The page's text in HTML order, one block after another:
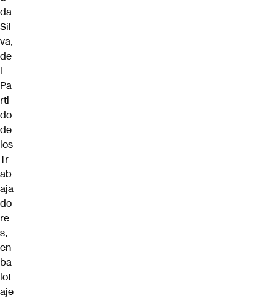
da
Sil
va,
de
l
Pa
rti
do
de
los
Tr
ab
aja
do
re
s,
en
ba
lot
aje